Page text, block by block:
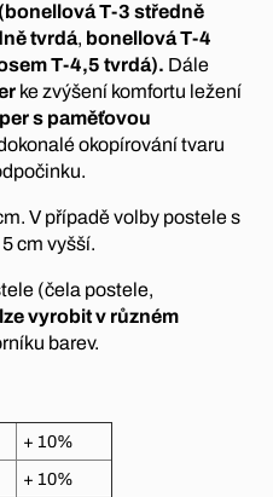
(bonellová T-3 středně
tvrdá, bonellová T-4
T-4,5 tvrdá). Dále
ke zvýšení komfortu ležení
s paměťovou
okopírování tvaru
V případě volby postele s
cm vyšší.
(čela postele,
lze vyrobit v různém
barev.
+ 10%
+ 10%